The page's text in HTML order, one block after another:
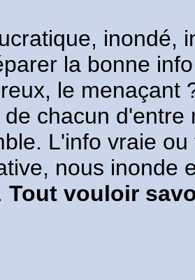
inondé,
la bonne
le menaçant
de chacun
L'info vraie
nous inonde
Tout vouloir